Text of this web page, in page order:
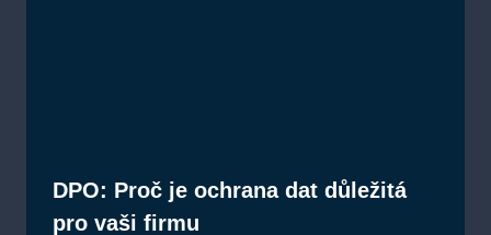
DPO: Proč je ochrana dat důležitá
pro vaši firmu